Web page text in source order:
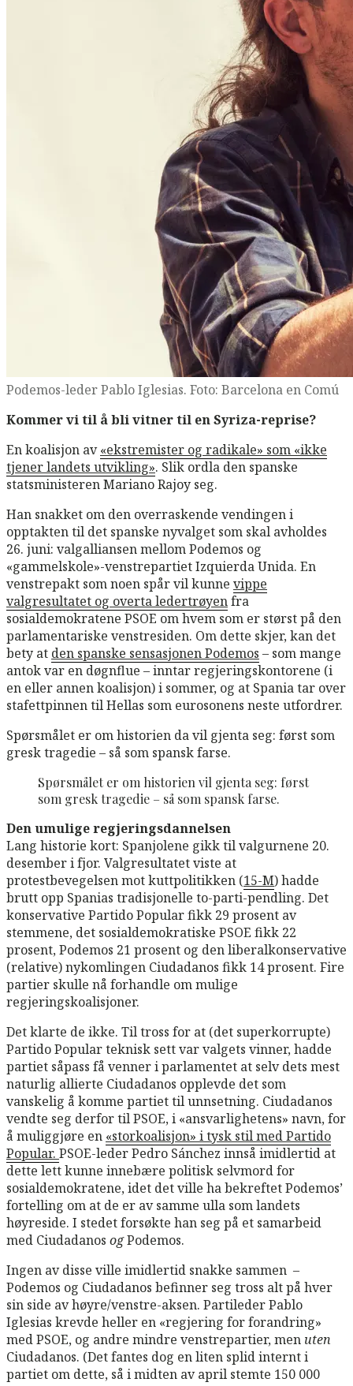
Podemos-leder Pablo Iglesias. Foto: Barcelona en Comú
Kommer vi til å bli vitner til en Syriza-reprise?
En koalisjon av«ekstremister og radikale» som «ikke
tjener landets utvikling». Slik ordla den spanske
statsministeren Mariano Rajoy seg.
Han snakket om den overraskende vendingen i
opptakten til det spanske nyvalget som skal avholdes
26. juni: valgalliansen mellom Podemos og
«gammelskole»-venstrepartiet Izquierda Unida. En
venstrepakt som noen spår vil kunne vippe
valgresultatet og overta ledertrøyenfra
sosialdemokratene PSOE om hvem som er størst på den
parlamentariske venstresiden. Om dette skjer, kan det
bety at den spanske sensasjonen Podemos – som mange
antok var en døgnflue – inntar regjeringskontorene (i
en eller annen koalisjon) i sommer, og at Spania tar over
stafettpinnen til Hellas som eurosonens neste utfordrer.
Spørsmålet er om historien da vil gjenta seg: først som
gresk tragedie – så som spansk farse.
Spørsmålet er om historien vil gjenta seg: først
som gresk tragedie – så som spansk farse.
Den umulige regjeringsdannelsen
Lang historie kort: Spanjolene gikk til valgurnene 20.
desember i fjor. Valgresultatet viste at
protestbevegelsen mot kuttpolitikken (15-M) hadde
brutt opp Spanias tradisjonelle to-parti-pendling. Det
konservative Partido Popular fikk 29 prosent av
stemmene, det sosialdemokratiske PSOE fikk 22
prosent, Podemos 21 prosent og den liberalkonservative
(relative) nykomlingen Ciudadanos fikk 14 prosent. Fire
partier skulle nå forhandle om mulige
regjeringskoalisjoner.
Det klarte de ikke. Til tross for at (det superkorrupte)
Partido Popular teknisk sett var valgets vinner, hadde
partiet såpass få venner i parlamentet at selv dets mest
naturlig allierte Ciudadanos opplevde det som
vanskelig å komme partiet til unnsetning. Ciudadanos
vendte seg derfor til PSOE, i «ansvarlighetens» navn, for
å muliggjøre en «storkoalisjon» i tysk stil med Partido
Popular. PSOE-leder Pedro Sánchez innså imidlertid at
dette lett kunne innebære politisk selvmord for
sosialdemokratene, idet det ville ha bekreftet Podemos’
fortelling om at de er av samme ulla som landets
høyreside. I stedet forsøkte han seg på et samarbeid
med Ciudadanos ogPodemos.
Ingen av disse ville imidlertid snakke sammen –
Podemos og Ciudadanos befinner seg tross alt på hver
sin side av høyre/venstre-aksen. Partileder Pablo
Iglesias krevde heller en «regjering for forandring»
med PSOE, og andre mindre venstrepartier, men uten
Ciudadanos. (Det fantes dog en liten splid internt i
partiet om dette, så i midten av april stemte 150 000